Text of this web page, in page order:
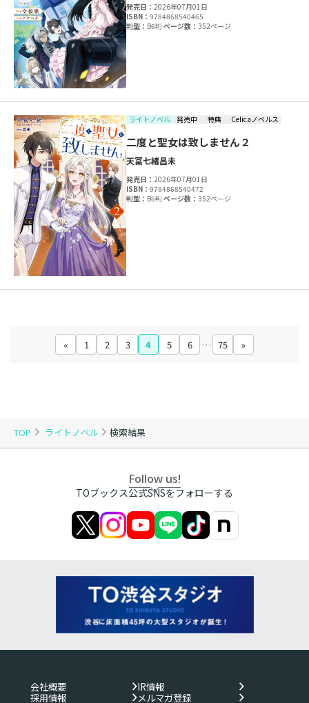
TOP ライトノベル 検索結果
発売日：2026年07月01日
ISBN：9784868540465
判型： B6判ページ数：352ページ
ライトノベル 発売中 特典 Celicaノベルス
二度と聖女は致しません２
天冨七緒昌未
発売日：2026年07月01日
ISBN：9784868540472
判型： B6判ページ数：352ページ
« 1 2 3 4 5 6 … 75 »
Follow us!
TOブックス公式SNSをフォローする
会社概要
IR情報
採用情報
メルマガ登録